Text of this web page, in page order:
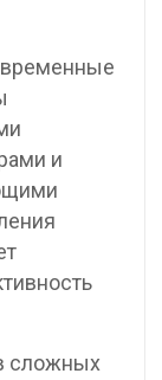
и
сложных